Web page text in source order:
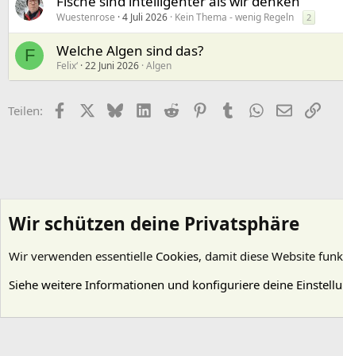
Wuestenrose 4 Juli 2026 Kein Thema - wenig Regeln 2
F Welche Algen sind das?
Felix‘ 22 Juni 2026 Algen
Teilen: FacebookX (Twitter)
BlueskyLinkedIn
Reddit PinterestTumblrWhatsApp
E-MailLink
Bewohner für das Pflanzenaquarium
Wir schützen deine Privatsphäre
Wir verwenden essentielle Cookies, damit diese Website
Siehe weitere Informationen und konfiguriere deine